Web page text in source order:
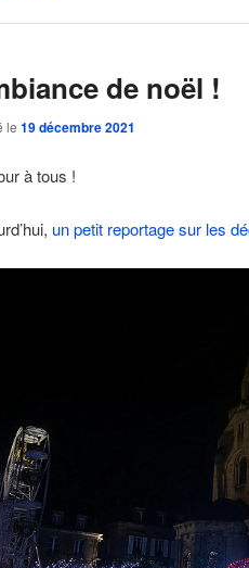
de noël !
le 19 décembre 2021
à tous !
un petit reportage sur les